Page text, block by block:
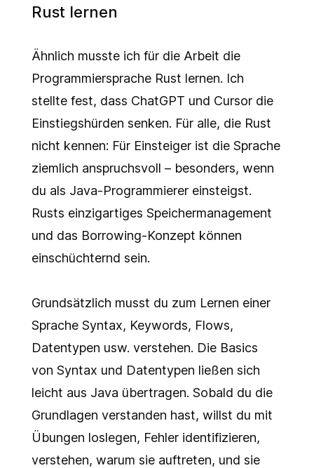
Rust lernen
Ähnlich musste ich für die Arbeit die
Programmiersprache Rust lernen. Ich
stellte fest, dass ChatGPT und Cursor die
Einstiegshürden senken. Für alle, die Rust
nicht kennen: Für Einsteiger ist die Sprache
ziemlich anspruchsvoll – besonders, wenn
du als Java-Programmierer einsteigst.
Rusts einzigartiges Speichermanagement
und das Borrowing-Konzept können
einschüchternd sein.
Grundsätzlich musst du zum Lernen einer
Sprache Syntax, Keywords, Flows,
Datentypen usw. verstehen. Die Basics
von Syntax und Datentypen ließen sich
leicht aus Java übertragen. Sobald du die
Grundlagen verstanden hast, willst du mit
Übungen loslegen, Fehler identifizieren,
verstehen, warum sie auftreten, und sie